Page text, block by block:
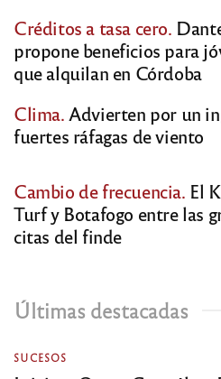
Créditos a tasa cero.
propone beneficios para
que alquilan en Córdoba
Clima. Advierten por un
fuertes ráfagas de viento
Cambio de frecuencia. El
Turf y Botafogo entre las
citas del finde
Últimas destacadas
SUCESOS